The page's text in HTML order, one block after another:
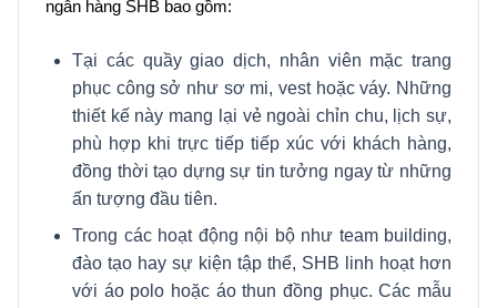
ngân hàng SHB bao gồm:
Tại các quầy giao dịch, nhân viên mặc trang
phục công sở như sơ mi, vest hoặc váy. Những
thiết kế này mang lại vẻ ngoài chỉn chu, lịch sự,
phù hợp khi trực tiếp tiếp xúc với khách hàng,
đồng thời tạo dựng sự tin tưởng ngay từ những
ấn tượng đầu tiên.
Trong các hoạt động nội bộ như team building,
đào tạo hay sự kiện tập thể, SHB linh hoạt hơn
với áo polo hoặc áo thun đồng phục. Các mẫu